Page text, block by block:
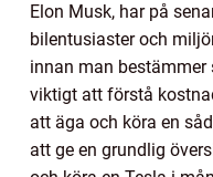
Elon Musk, har på
bilentusiaster och
innan man bestämmer
viktigt att förstå
att äga och köra en
att ge en grundlig